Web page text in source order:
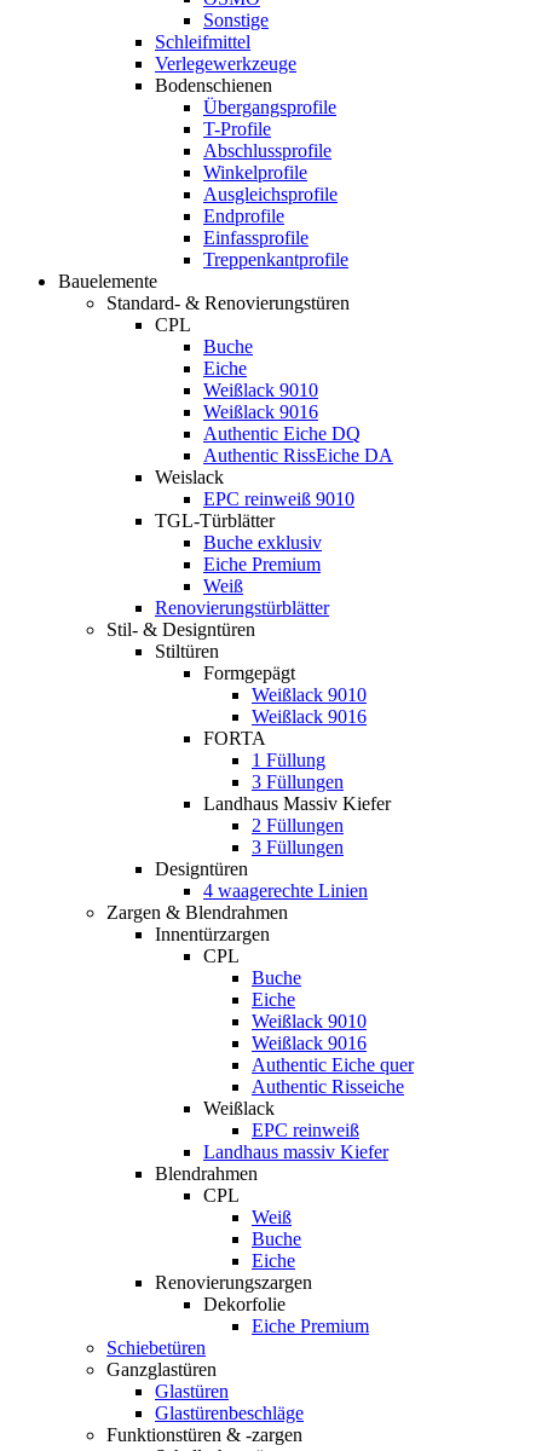
Sonstige
Schleifmittel
Verlegewerkzeuge
Bodenschienen
Übergangsprofile
T-Profile
Abschlussprofile
Winkelprofile
Ausgleichsprofile
Endprofile
Einfassprofile
Treppenkantprofile
Bauelemente
Standard- & Renovierungstüren
CPL
Buche
Eiche
Weißlack 9010
Weißlack 9016
Authentic Eiche DQ
Authentic RissEiche DA
Weislack
EPC reinweiß 9010
TGL-Türblätter
Buche exklusiv
Eiche Premium
Weiß
Renovierungstürblätter
Stil- & Designtüren
Stiltüren
Formgepägt
Weißlack 9010
Weißlack 9016
FORTA
1 Füllung
3 Füllungen
Landhaus Massiv Kiefer
2 Füllungen
3 Füllungen
Designtüren
4 waagerechte Linien
Zargen & Blendrahmen
Innentürzargen
CPL
Buche
Eiche
Weißlack 9010
Weißlack 9016
Authentic Eiche quer
Authentic Risseiche
Weißlack
EPC reinweiß
Landhaus massiv Kiefer
Blendrahmen
CPL
Weiß
Buche
Eiche
Renovierungszargen
Dekorfolie
Eiche Premium
Schiebetüren
Ganzglastüren
Glastüren
Glastürenbeschläge
Funktionstüren & -zargen